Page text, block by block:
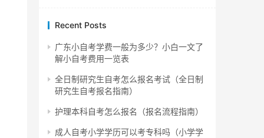
Recent Posts
广东小自考学费一般为多少？小白一文了
解小自考费用一览表
全日制研究生自考怎么报名考试（全日制
研究生自考报名指南）
护理本科自考怎么报名（报名流程指南）
成人自考小学学历可以考专科吗（小学学